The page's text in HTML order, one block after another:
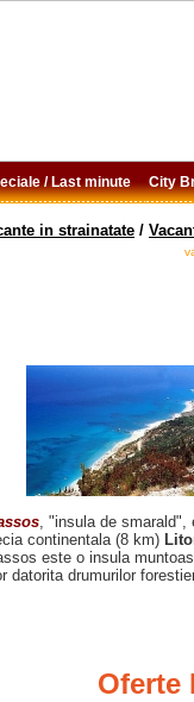
/ Last minute City
in strainatate /
, "insula de smarald",
continentala (8 km)
este o insula
datorita drumurilor
Oferte